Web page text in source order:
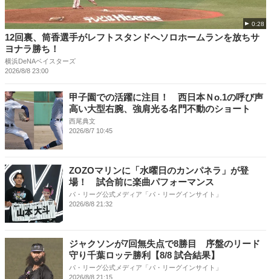
0:28
12回裏、筒香選手がレフトスタンドへソロホームランを放ちサ
ヨナラ勝ち！
横浜DeNAベイスターズ
2026/8/8 23:00
甲子園での活躍に注目！ 西日本Ｎo.1の呼び声
高い大型右腕、強肩光る名門不動のショート
西尾典文
2026/8/7 10:45
ZOZOマリンに「水曜日のカンパネラ」が登
場！ 試合前に楽曲パフォーマンス
パ・リーグ公式メディア「パ・リーグインサイト」
2026/8/8 21:32
ジャクソンが7回無失点で8勝目 序盤のリード
守り千葉ロッテ勝利【8/8 試合結果】
パ・リーグ公式メディア「パ・リーグインサイト」
2026/8/8 21:15